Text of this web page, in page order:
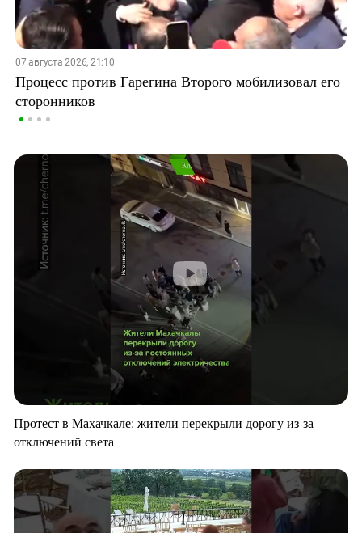
07 августа 2026, 21:10
Процесс против Гарегина Второго мобилизовал его
сторонников
Протест в Махачкале: жители перекрыли дорогу из-за
отключений света